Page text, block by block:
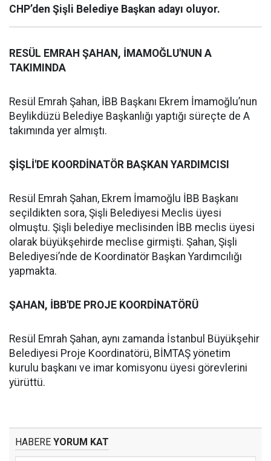
CHP’den Şişli Belediye Başkan adayı oluyor.
RESÜL EMRAH ŞAHAN, İMAMOĞLU'NUN A
TAKIMINDA
Resül Emrah Şahan, İBB Başkanı Ekrem İmamoğlu’nun
Beylikdüzü Belediye Başkanlığı yaptığı süreçte de A
takımında yer almıştı.
ŞİŞLİ'DE KOORDİNATÖR BAŞKAN YARDIMCISI
Resül Emrah Şahan, Ekrem İmamoğlu İBB Başkanı
seçildikten sora, Şişli Belediyesi Meclis üyesi
olmuştu. Şişli belediye meclisinden İBB meclis üyesi
olarak büyükşehirde meclise girmişti. Şahan, Şişli
Belediyesi’nde de Koordinatör Başkan Yardımcılığı
yapmakta.
ŞAHAN, İBB'DE PROJE KOORDİNATÖRÜ
Resül Emrah Şahan, aynı zamanda İstanbul Büyükşehir
Belediyesi Proje Koordinatörü, BİMTAŞ yönetim
kurulu başkanı ve imar komisyonu üyesi görevlerini
yürüttü.
HABERE YORUM KAT